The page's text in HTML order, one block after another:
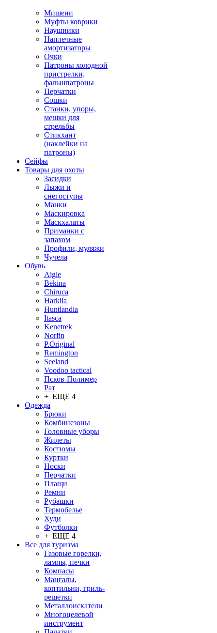
Мишени
Муфты коврики
Наушники
Наплечные
амортизаторы
Очки
Патроны холодной
пристрелки,
фальшпатроны
Перчатки
Сошки
Станки, упоры,
мешки для
стрельбы
Стикхант
(наклейки на
патроны)
Сейфы
Товары для охоты
Засидки
Лыжи и
снегоступы
Манки
Маскировка
Маскхалаты
Приманки с
запахом
Профили, муляжи
Чучела
Обувь
Aigle
Bekina
Chiruсa
Harkila
Huntlandia
Itasca
Kenetrek
Norfin
P.Original
Remington
Seeland
Voodoo tactical
Псков-Полимер
Рат
+ ЕЩЕ 4
Одежда
Брюки
Комбинезоны
Головные уборы
Жилеты
Костюмы
Куртки
Носки
Перчатки
Плащи
Ремни
Рубашки
Термобелье
Худи
Футболки
+ ЕЩЕ 4
Все для туризма
Газовые горелки,
лампы, печки
Компасы
Мангалы,
коптильни, гриль-
решетки
Металлоискатели
Многоцелевой
инструмент